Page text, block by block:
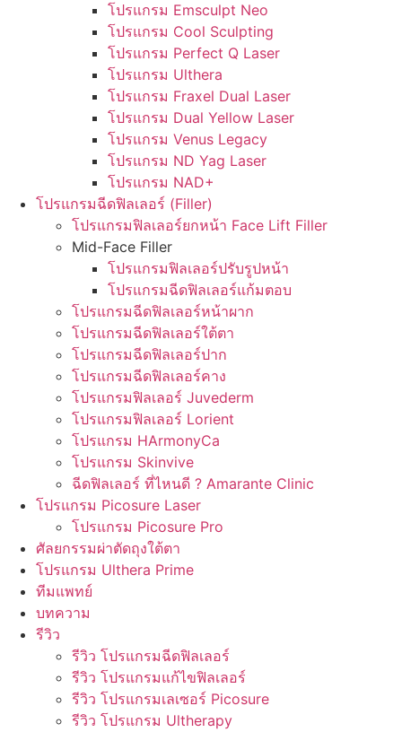
โปรแกรม Emsculpt Neo
โปรแกรม Cool Sculpting
โปรแกรม Perfect Q Laser
โปรแกรม Ulthera
โปรแกรม Fraxel Dual Laser
โปรแกรม Dual Yellow Laser
โปรแกรม Venus Legacy
โปรแกรม ND Yag Laser
โปรแกรม NAD+
โปรแกรมฉีดฟิลเลอร์ (Filler)
โปรแกรมฟิลเลอร์ยกหน้า Face Lift Filler
Mid-Face Filler
โปรแกรมฟิลเลอร์ปรับรูปหน้า
โปรแกรมฉีดฟิลเลอร์แก้มตอบ
โปรแกรมฉีดฟิลเลอร์หน้าผาก
โปรแกรมฉีดฟิลเลอร์ใต้ตา
โปรแกรมฉีดฟิลเลอร์ปาก
โปรแกรมฉีดฟิลเลอร์คาง
โปรแกรมฟิลเลอร์ Juvederm
โปรแกรมฟิลเลอร์ Lorient
โปรแกรม HArmonyCa
โปรแกรม Skinvive
ฉีดฟิลเลอร์ ที่ไหนดี ? Amarante Clinic
โปรแกรม Picosure Laser
โปรแกรม Picosure Pro
ศัลยกรรมผ่าตัดถุงใต้ตา
โปรแกรม Ulthera Prime
ทีมแพทย์
บทความ
รีวิว
รีวิว โปรแกรมฉีดฟิลเลอร์
รีวิว โปรแกรมแก้ไขฟิลเลอร์
รีวิว โปรแกรมเลเซอร์ Picosure
รีวิว โปรแกรม Ultherapy